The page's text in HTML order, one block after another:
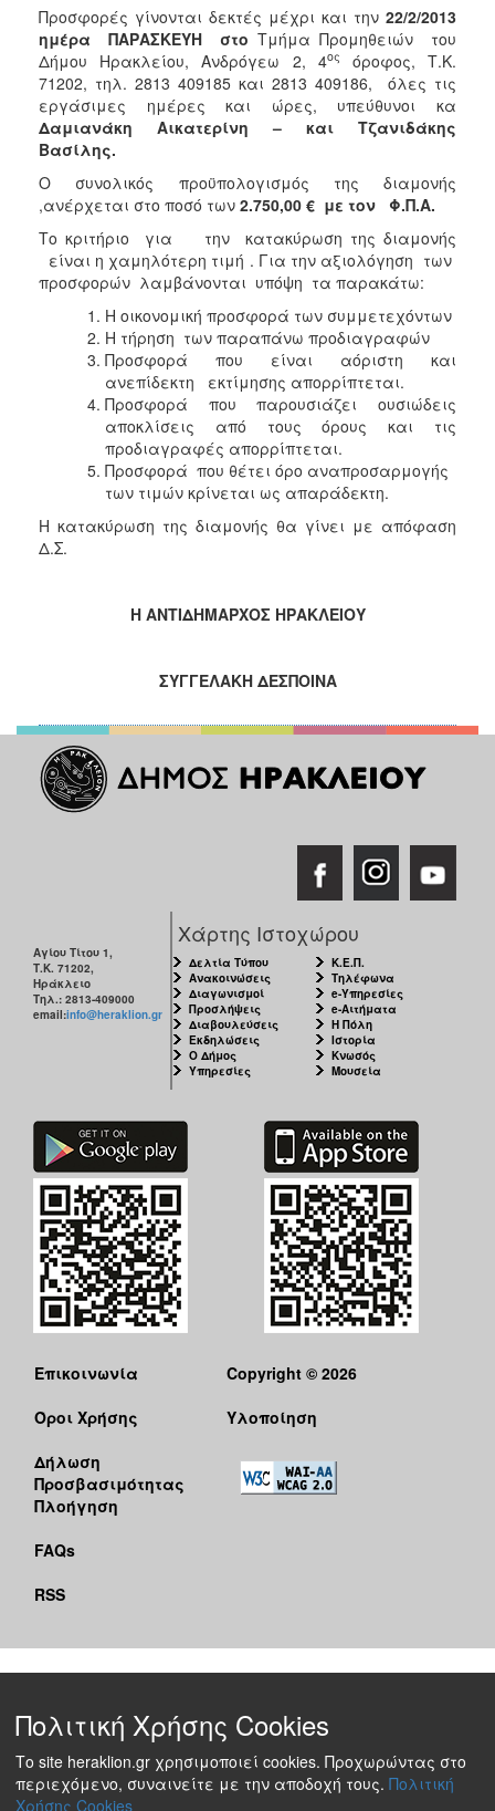
Κοινωνικό
Φαρμακείο
Κοινωνικό
Παντοπωλείο
Ισότητα
των
Υγεία
Αυτόματοι
Απινιδωτές
Προσφορές γίνονται δεκτές μέχρι και την 22/2/2013
ημέρα ΠΑΡΑΣΚΕΥΗ στο Τμήμα Προμηθειών του
Δήμου Ηρακλείου, Ανδρόγεω 2, 4ος
όροφος, Τ.Κ.
71202, τηλ. 2813 409185 και 2813 409186, όλες τις
εργάσιμες ημέρες και ώρες, υπεύθυνοι κα
Δαμιανάκη Αικατερίνη – και Τζανιδάκης
Βασίλης.
Ο συνολικός προϋπολογισμός της διαμονής
,ανέρχεται στο ποσό των 2.750,00 € με τον Φ.Π.Α.
Το κριτήριο για την κατακύρωση της διαμονής
είναι η χαμηλότερη τιμή . Για την αξιολόγηση των
προσφορών λαμβάνονται υπόψη τα παρακάτω:
Η οικονομική προσφορά των συμμετεχόντων
Η τήρηση των παραπάνω προδιαγραφών
Προσφορά που είναι αόριστη και
ανεπίδεκτη εκτίμησης απορρίπτεται.
Προσφορά που παρουσιάζει ουσιώδεις
αποκλίσεις από τους όρους και τις
προδιαγραφές απορρίπτεται.
Προσφορά που θέτει όρο αναπροσαρμογής
των τιμών κρίνεται ως απαράδεκτη.
Η κατακύρωση της διαμονής θα γίνει με απόφαση
Δ.Σ.
Η ΑΝΤΙΔΗΜΑΡΧΟΣ ΗΡΑΚΛΕΙΟΥ
ΣΥΓΓΕΛΑΚΗ ΔΕΣΠΟΙΝΑ
Αγίου Τίτου 1,
Τ.Κ. 71202,
Ηράκλειο
Τηλ.: 2813-409000
email:info@heraklion.gr
Χάρτης Ιστοχώρου
Δελτία Τύπου
Ανακοινώσεις
Διαγωνισμοί
Προσλήψεις
Διαβουλεύσεις
Εκδηλώσεις
Ο Δήμος
Υπηρεσίες
Κ.Ε.Π.
Τηλέφωνα
e-Υπηρεσίες
e-Αιτήματα
Η Πόλη
Ιστορία
Κνωσός
Μουσεία
Επικοινωνία
Όροι Χρήσης
Δήλωση
Προσβασιμότητας
Πλοήγηση
FAQs
RSS
Copyright © 2026
Υλοποίηση
Πολιτική Χρήσης Cookies
Το site heraklion.gr χρησιμοποιεί cookies. Προχωρώντας στο
περιεχόμενο, συναινείτε με την αποδοχή τους. Πολιτική
Χρήσης Cookies